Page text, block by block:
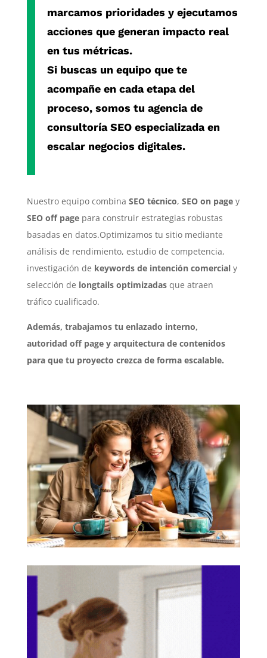
marcamos prioridades y ejecutamos
acciones que generan impacto real
en tus métricas.
Si buscas un equipo que te
acompañe en cada etapa del
proceso, somos tu agencia de
consultoría SEO especializadaen
escalar negocios digitales.
Nuestro equipo combina SEO técnico, SEO on pagey
SEO off pagepara construir estrategias robustas
basadas en datos.Optimizamos tu sitio mediante
análisis de rendimiento, estudio de competencia,
investigación de keywords de intención comercialy
selección de longtails optimizadasque atraen
tráfico cualificado.
Además, trabajamos tu enlazado interno,
autoridad off page y arquitectura de contenidos
para que tu proyecto crezca de forma escalable.